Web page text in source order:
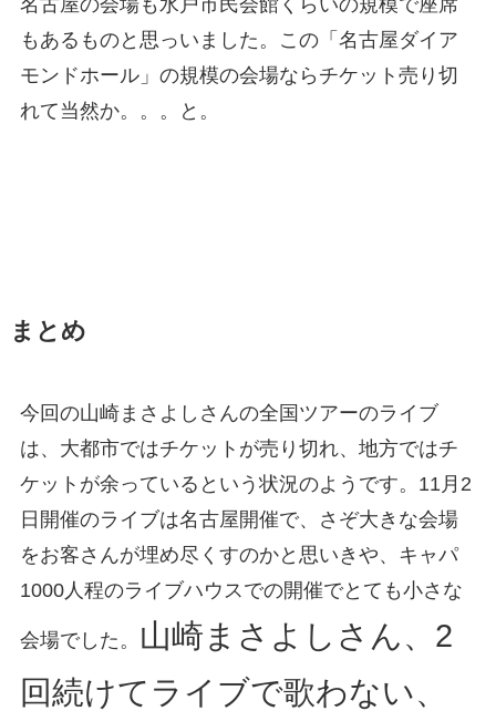
名古屋の会場も水戸市民会館くらいの規模で座席
もあるものと思っいました。この「名古屋ダイア
モンドホール」の規模の会場ならチケット売り切
れて当然か。。。と。
まとめ
今回の山崎まさよしさんの全国ツアーのライブ
は、大都市ではチケットが売り切れ、地方ではチ
ケットが余っているという状況のようです。11月2
日開催のライブは名古屋開催で、さぞ大きな会場
をお客さんが埋め尽くすのかと思いきや、キャパ
1000人程のライブハウスでの開催でとても小さな
会場でした。
山崎まさよしさん、2
回続けてライブで歌わない、